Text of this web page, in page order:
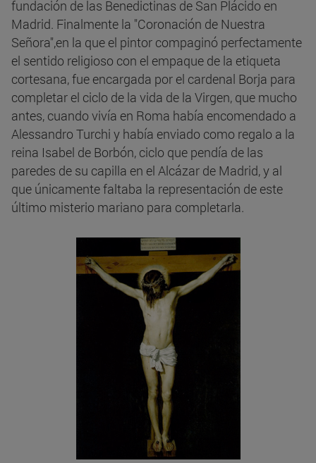
fundación de las Benedictinas de San Plácido en
Madrid. Finalmente la "Coronación de Nuestra
Señora",en la que el pintor compaginó perfectamente
el sentido religioso con el empaque de la etiqueta
cortesana, fue encargada por el cardenal Borja para
completar el ciclo de la vida de la Virgen, que mucho
antes, cuando vivía en Roma había encomendado a
Alessandro Turchi y había enviado como regalo a la
reina Isabel de Borbón, ciclo que pendía de las
paredes de su capilla en el Alcázar de Madrid, y al
que únicamente faltaba la representación de este
último misterio mariano para completarla.